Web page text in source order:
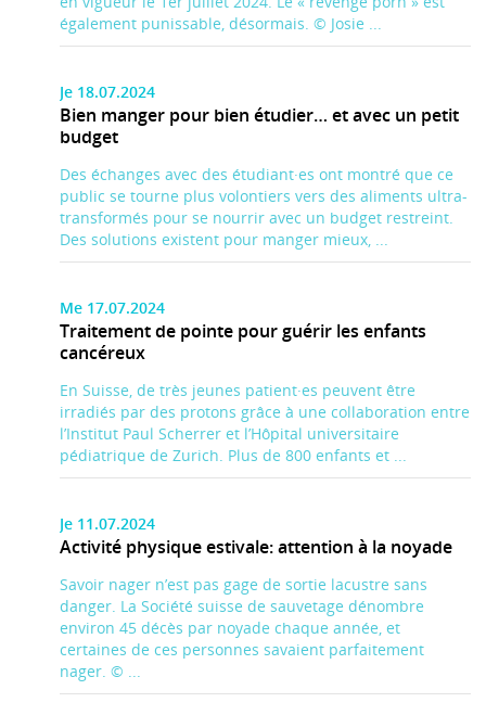
également punissable, désormais. © Josie ...
Je 18.07.2024
Bien manger pour bien étudier… et avec un petit
budget
Des échanges avec des étudiant·es ont montré que ce
public se tourne plus volontiers vers des aliments ultra-
transformés pour se nourrir avec un budget restreint.
Des solutions existent pour manger mieux, ...
Me 17.07.2024
Traitement de pointe pour guérir les enfants
cancéreux
En Suisse, de très jeunes patient·es peuvent être
irradiés par des protons grâce à une collaboration entre
l’Institut Paul Scherrer et l’Hôpital universitaire
pédiatrique de Zurich. Plus de 800 enfants et ...
Je 11.07.2024
Activité physique estivale: attention à la noyade
Savoir nager n’est pas gage de sortie lacustre sans
danger. La Société suisse de sauvetage dénombre
environ 45 décès par noyade chaque année, et
certaines de ces personnes savaient parfaitement
nager. © ...